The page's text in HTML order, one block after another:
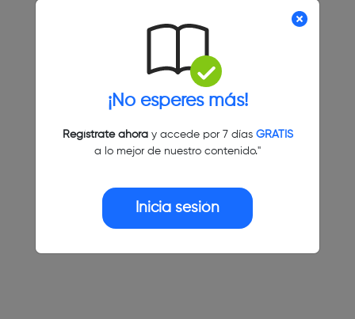
¡No esperes más!
Regístrate ahoray accede por 7 días GRATIS
a lo mejor de nuestro contenido."
Inicia sesión